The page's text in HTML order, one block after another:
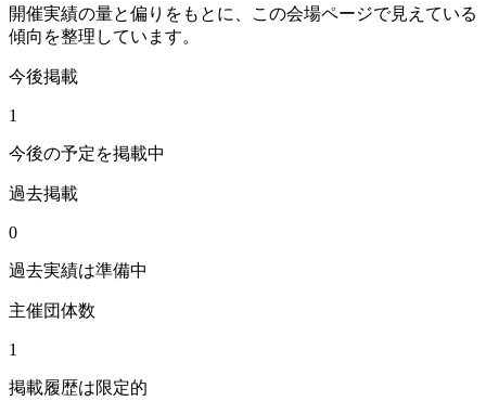
開催実績の量と偏りをもとに、この会場ページで見えている
傾向を整理しています。
今後掲載
1
今後の予定を掲載中
過去掲載
0
過去実績は準備中
主催団体数
1
掲載履歴は限定的